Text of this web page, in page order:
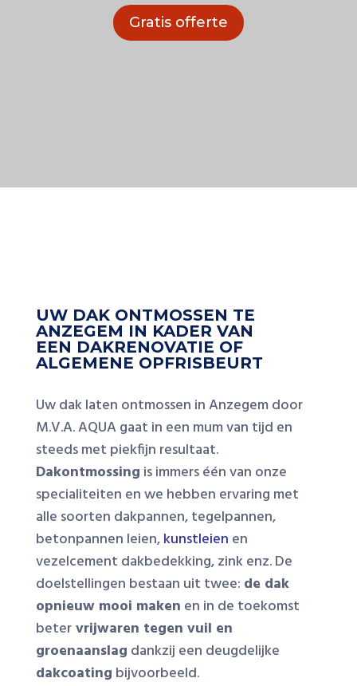
Gratis offerte
UW DAK ONTMOSSEN TE
ANZEGEM IN KADER VAN
EEN DAKRENOVATIE OF
ALGEMENE OPFRISBEURT
Uw dak laten ontmossen in Anzegem door
M.V.A. AQUA gaat in een mum van tijd en
steeds met piekfijn resultaat.
Dakontmossing is immers één van onze
specialiteiten en we hebben ervaring met
alle soorten dakpannen, tegelpannen,
betonpannen leien,kunstleien en
vezelcement dakbedekking, zink enz. De
doelstellingen bestaan uit twee: de dak
opnieuw mooi maken en in de toekomst
betervrijwaren tegen vuil en
groenaanslag dankzij een deugdelijke
dakcoating bijvoorbeeld.